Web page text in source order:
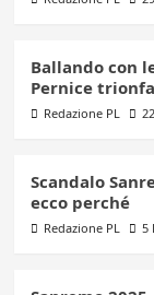
Ballando con
Pernice
Redazione PL
Scandalo
ecco perché
Redazione PL 5